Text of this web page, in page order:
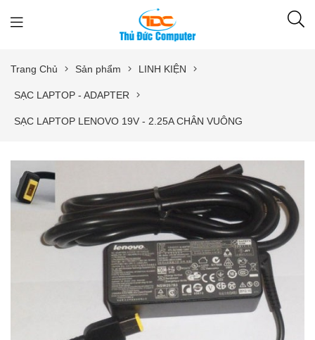
Trang Chủ Sản phẩm LINH KIỆN
SẠC LAPTOP - ADAPTER
SẠC LAPTOP LENOVO 19V - 2.25A CHÂN VUÔNG